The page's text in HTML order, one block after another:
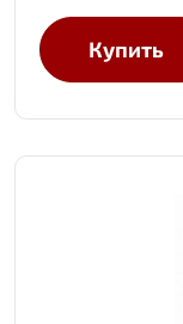
Купить